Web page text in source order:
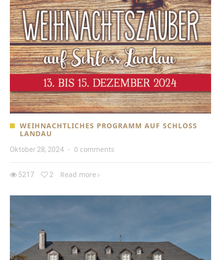
WEIHNACHTLICHES PROGRAMM AUF SCHLOSS
LANDAU
Oktober 28, 2024 · 0 comments
5217 2 Read more